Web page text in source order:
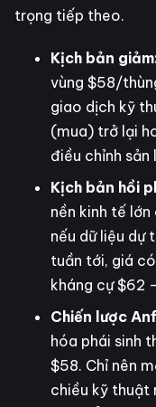
trọng tiếp theo.
Kịch bản
vùng $58/
giao dịch kỹ
(mua) trở lại
điều chỉnh sản
Kịch bản hồi
nền kinh tế
nếu dữ liệu dự
tuần tới, giá
kháng cự $62
Chiến lược
hóa phái sinh
$58. Chỉ nên
chiều kỹ thuật